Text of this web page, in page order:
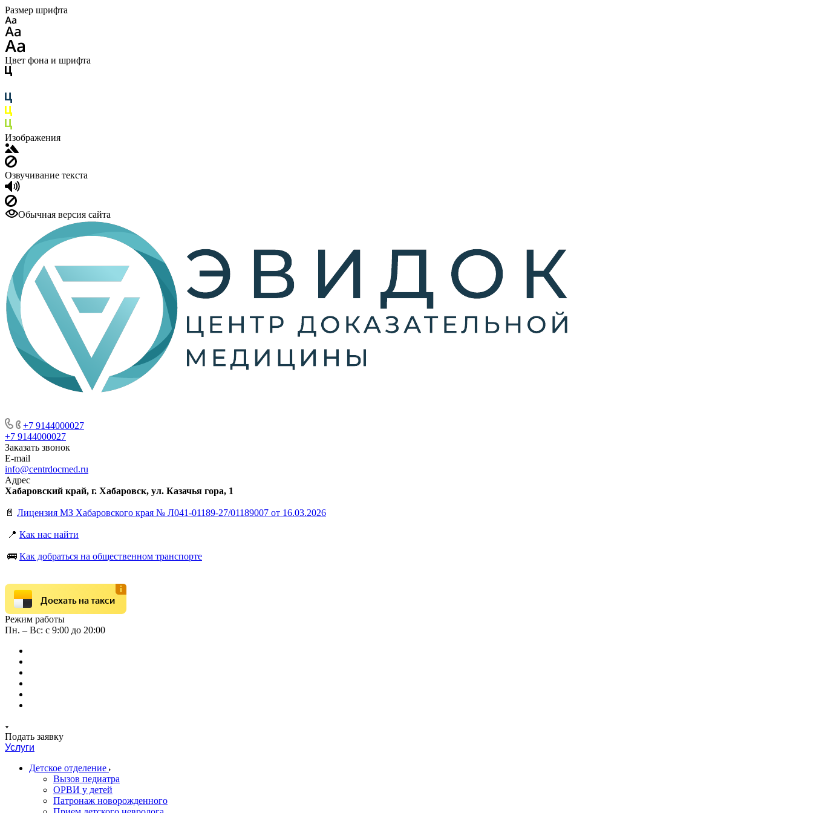
Размер шрифта
Цвет фона и шрифта
Изображения
Озвучивание текста
Обычная версия сайта
+7 9144000027
+7 9144000027
Заказать звонок
E-mail
info@centrdocmed.ru
Адрес
Хабаровский край, г. Хабаровск, ул. Казачья гора, 1
📄 Лицензия МЗ Хабаровского края № Л041-01189-27/01189007 от 16.03.2026
📍 Как нас найти
🚌 Как добраться на общественном транспорте
Доехать на такси
Режим работы
Пн. – Вс: с 9:00 до 20:00
Подать заявку
Услуги
Детское отделение
Вызов педиатра
ОРВИ у детей
Патронаж новорожденного